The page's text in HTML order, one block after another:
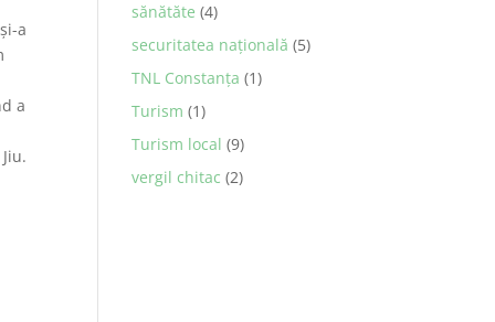
a
a
sănătăte (4)
securitatea naţională (5)
TNL Constanța (1)
Turism (1)
Turism local (9)
vergil chitac (2)